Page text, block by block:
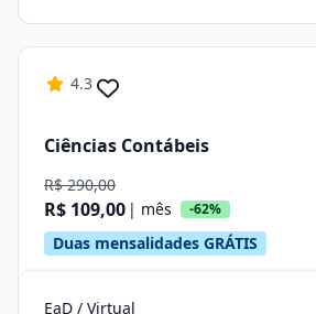
4.3
Ciências Contábeis
R$ 290,00
R$ 109,00 | mês -62%
Duas mensalidades GRÁTIS
EaD / Virtual